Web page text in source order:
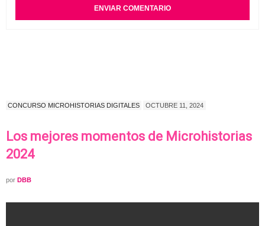
CONCURSO MICROHISTORIAS DIGITALES OCTUBRE 11, 2024
Los mejores momentos de Microhistorias
2024
por DBB